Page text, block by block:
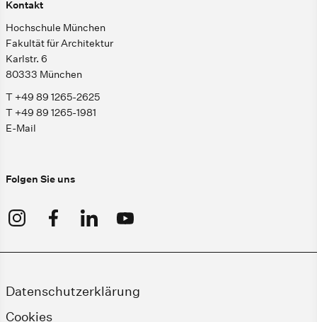
Kontakt
Hochschule München
Fakultät für Architektur
Karlstr. 6
80333 München
T +49 89 1265-2625
T +49 89 1265-1981
E-Mail
Folgen Sie uns
Datenschutzerklärung
Cookies